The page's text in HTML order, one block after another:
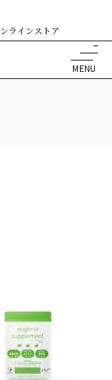
ラインストア